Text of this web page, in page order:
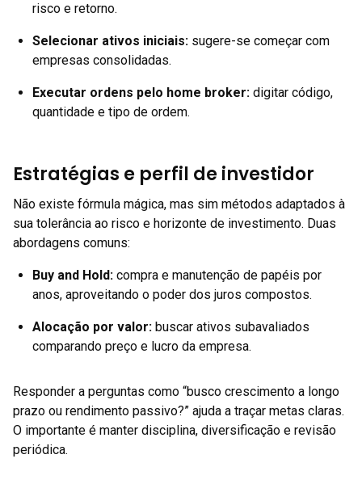
risco e retorno.
Selecionar ativos iniciais: sugere-se começar com
empresas consolidadas.
Executar ordens pelo home broker: digitar código,
quantidade e tipo de ordem.
Estratégias e perfil de investidor
Não existe fórmula mágica, mas sim métodos adaptados à
sua tolerância ao risco e horizonte de investimento. Duas
abordagens comuns:
Buy and Hold: compra e manutenção de papéis por
anos, aproveitando o poder dos juros compostos.
Alocação por valor: buscar ativos subavaliados
comparando preço e lucro da empresa.
Responder a perguntas como “busco crescimento a longo
prazo ou rendimento passivo?” ajuda a traçar metas claras.
O importante é manter disciplina, diversificação e revisão
periódica.